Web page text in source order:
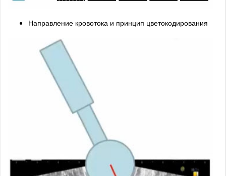
Направление кровотока и принцип цветокодирования